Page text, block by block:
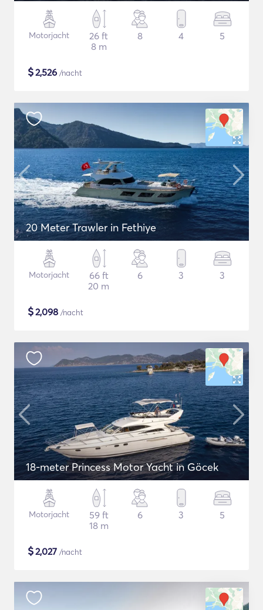
Motorjacht
26 ft
8 m
8 4 5
$2,526 /nacht
20 Meter Trawler in Fethiye
Motorjacht
66 ft
20 m
6 3 3
$2,098 /nacht
18-meter Princess Motor Yacht in Göcek
Motorjacht
59 ft
18 m
6 3 5
$2,027 /nacht